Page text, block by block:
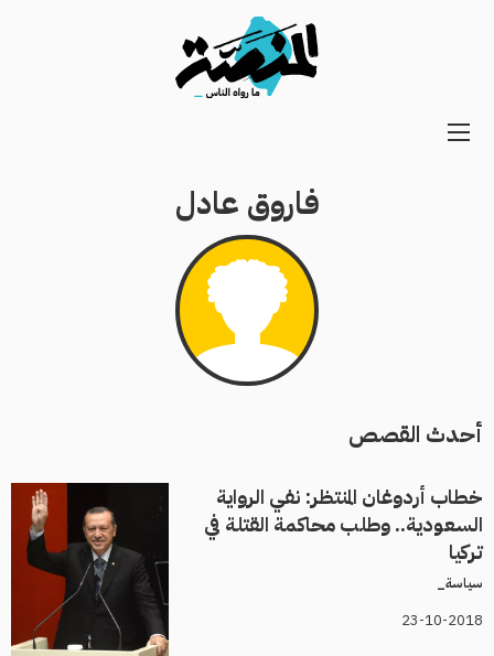
Main
فاروق عادل
أحدث القصص
خطاب أردوغان المنتظر: نفي الرواية
السعودية.. وطلب محاكمة القتلة في
تركيا
سياسة_
23-10-2018